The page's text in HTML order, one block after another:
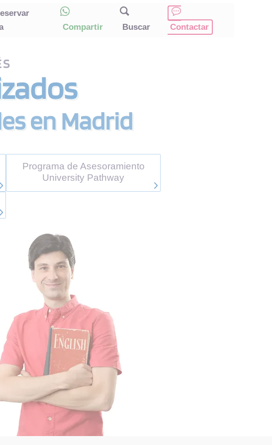
Compartir Buscar Contactar
en Madrid
Programa de Asesoramiento
University Pathway